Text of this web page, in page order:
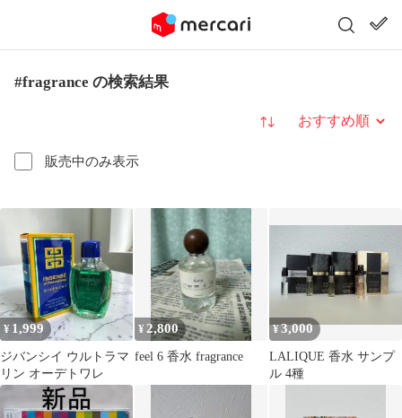
#fragrance の検索結果
販売中のみ表示
並び替え
¥ 1,999
ジバンシイ ウルトラマ
リン オーデトワレ
¥ 2,800
feel 6 香水 fragrance
¥3,000
LALIQUE 香水 サンプ
ル 4種